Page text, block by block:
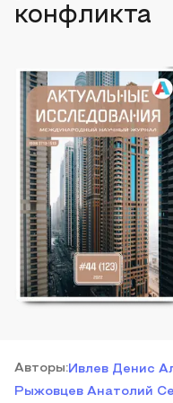
конфликта
Авторы:Ивлев Денис
Рыжовцев Анатолий